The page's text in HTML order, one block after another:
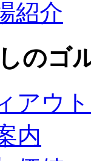
紹介
のゴ
アウ
内